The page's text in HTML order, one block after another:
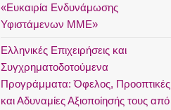
«Ευκαιρία Ενδυνάμωσης
Υφιστάμενων ΜΜΕ»
Ελληνικές Επιχειρήσεις και
Συγχρηματοδοτούμενα
Προγράμματα: Όφελος, Προοπτικές
και Αδυναμίες Αξιοποίησής τους από